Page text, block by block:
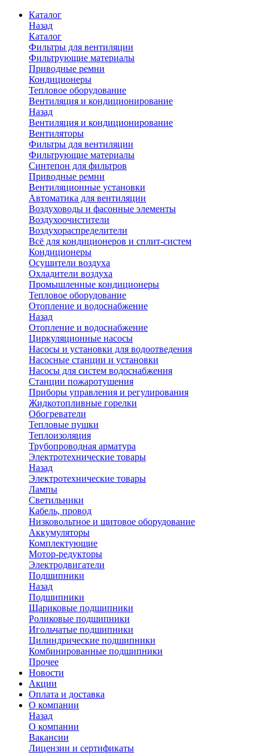
Каталог
Назад
Каталог
Фильтры для вентиляции
Фильтрующие материалы
Приводные ремни
Кондиционеры
Тепловое оборудование
Вентиляция и кондиционирование
Назад
Вентиляция и кондиционирование
Вентиляторы
Фильтры для вентиляции
Фильтрующие материалы
Синтепон для фильтров
Приводные ремни
Вентиляционные установки
Автоматика для вентиляции
Воздуховоды и фасонные элементы
Воздухоочистители
Воздухораспределители
Всё для кондиционеров и сплит-систем
Кондиционеры
Осушители воздуха
Охладители воздуха
Промышленные кондиционеры
Тепловое оборудование
Отопление и водоснабжение
Назад
Отопление и водоснабжение
Циркуляционные насосы
Насосы и установки для водоотведения
Насосные станции и установки
Насосы для систем водоснабжения
Станции пожаротушения
Приборы управления и регулирования
Жидкотопливные горелки
Обогреватели
Тепловые пушки
Теплоизоляция
Трубопроводная арматура
Электротехнические товары
Назад
Электротехнические товары
Лампы
Светильники
Кабель, провод
Низковольтное и щитовое оборудование
Аккумуляторы
Комплектующие
Мотор-редукторы
Электродвигатели
Подшипники
Назад
Подшипники
Шариковые подшипники
Роликовые подшипники
Игольчатые подшипники
Цилиндрические подшипники
Комбинированные подшипники
Прочее
Новости
Акции
Оплата и доставка
О компании
Назад
О компании
Вакансии
Лицензии и сертификаты